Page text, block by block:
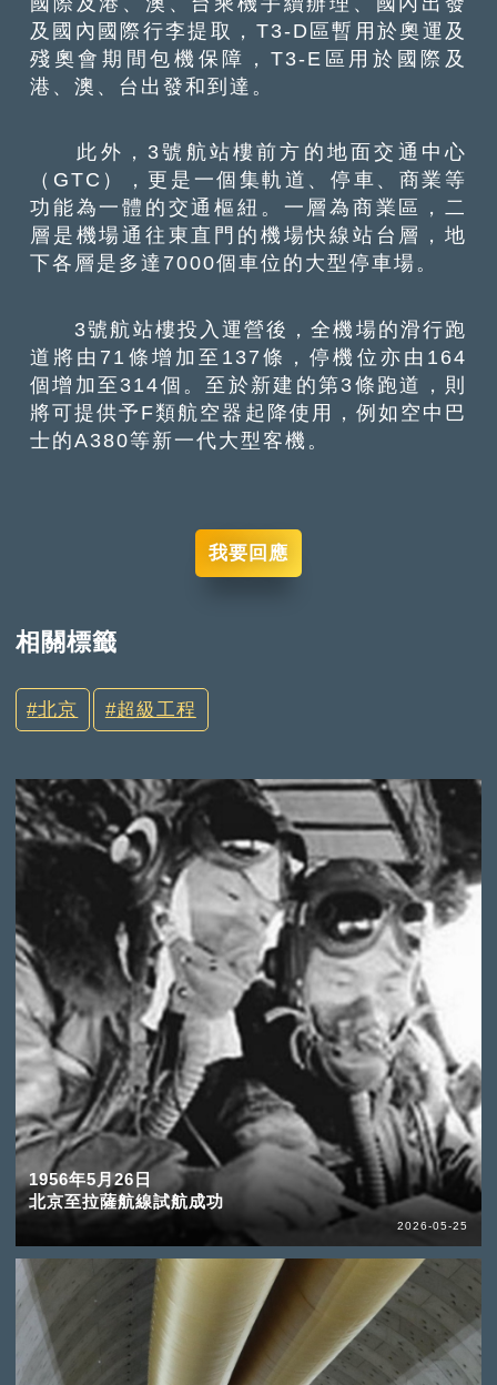
及國內國際行李提取，T3-D區暫用於奧運及
殘奧會期間包機保障，T3-E區用於國際及
港、澳、台出發和到達。
此外，3號航站樓前方的地面交通中心
（GTC），更是一個集軌道、停車、商業等
功能為一體的交通樞紐。一層為商業區，二
層是機場通往東直門的機場快線站台層，地
下各層是多達7000個車位的大型停車場。
3號航站樓投入運營後，全機場的滑行跑
道將由71條增加至137條，停機位亦由164
個增加至314個。至於新建的第3條跑道，則
將可提供予F類航空器起降使用，例如空中巴
士的A380等新一代大型客機。
我要回應
相關標籤
北京 超級工程
1956年5月26日
北京至拉薩航線試航成功
2026-05-25